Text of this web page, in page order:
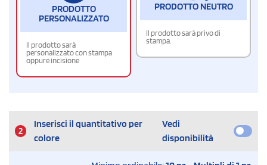
PRODOTTO
PERSONALIZZATO
Il prodotto sarà
personalizzato con stampa
oppure incisione
PRODOTTO NEUTRO
Il prodotto sarà privo di
stampa.
2
Inserisci il quantitativo per
colore
Vedi
disponibilità